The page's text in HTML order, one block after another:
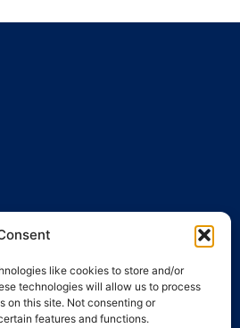
like cookies to store and/or
technologies will allow us to process
on this site. Not consenting or
features and functions.